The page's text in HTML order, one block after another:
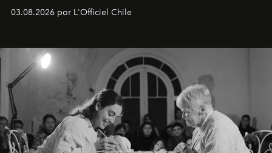
03.08.2026 por L'Officiel Chile